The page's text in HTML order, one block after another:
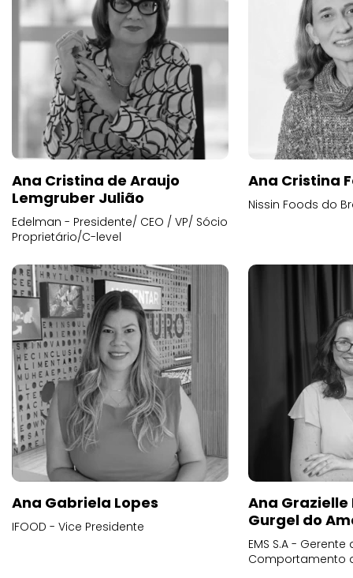
Ana Cristina de Araujo
Lemgruber Julião
Edelman - Presidente/ CEO / VP/ Sócio
Proprietário/C-level
Ana Cristina
Nissin Foods do
Ana Gabriela Lopes
IFOOD - Vice Presidente
Ana
Gurgel do
EMS S.A -
Comportamento